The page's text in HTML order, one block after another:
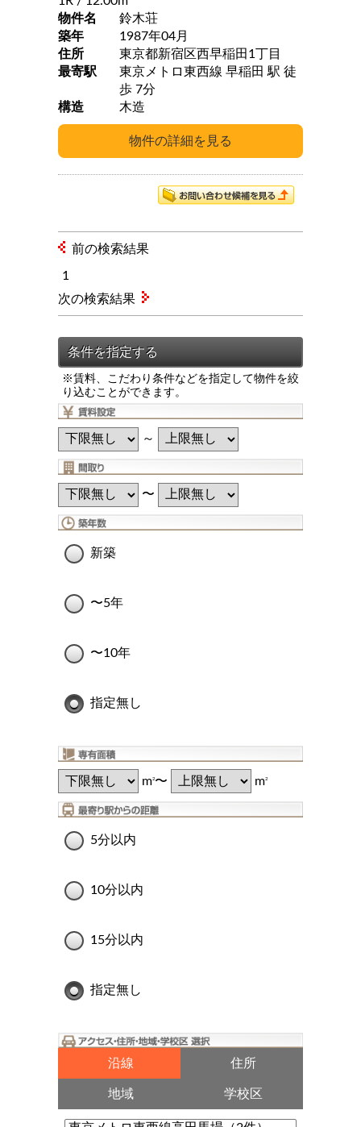
※賃料、こだわり条件などを指定して物件を絞
り込むことができます。
～
〜
新築
〜5年
〜10年
指定無し
m2〜 m2
5分以内
10分以内
15分以内
指定無し
沿線 住所
地域 学校区
物件名
鈴木荘
築年
1987年04月
住所
東京都新宿区西早稲田1丁目
最寄駅
東京メトロ東西線 早稲田 駅 徒
歩 7分
構造
木造
前の検索結果
1